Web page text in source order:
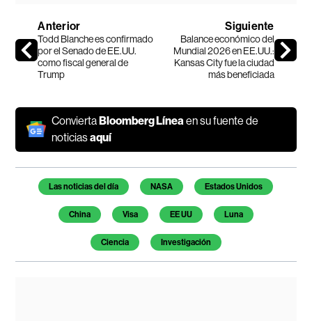
Anterior
Todd Blanche es confirmado
por el Senado de EE.UU.
como fiscal general de
Trump
Siguiente
Balance económico del
Mundial 2026 en EE.UU.:
Kansas City fue la ciudad
más beneficiada
ConviertaBloomberg Línea en su fuente de
noticiasaquí
Temas de este artículo
Las noticias del día NASA Estados Unidos
China Visa EE UU Luna
Ciencia Investigación